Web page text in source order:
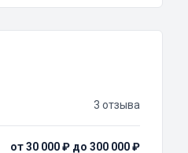
3 отзыва
от 30 000 ₽ до 300 000 ₽